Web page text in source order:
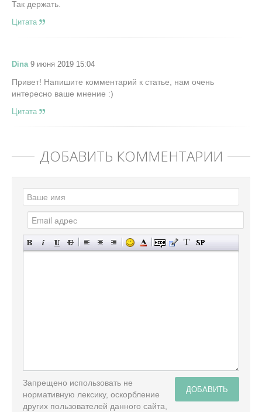
Так держать.
Цитата
Dina9 июня 2019 15:04
Привет! Напишите комментарий к статье, нам очень
интересно ваше мнение :)
Цитата
ДОБАВИТЬ КОММЕНТАРИЙ
ДОБАВИТЬ
Запрещено использовать не
нормативную лексику, оскорбление
других пользователей данного сайта,